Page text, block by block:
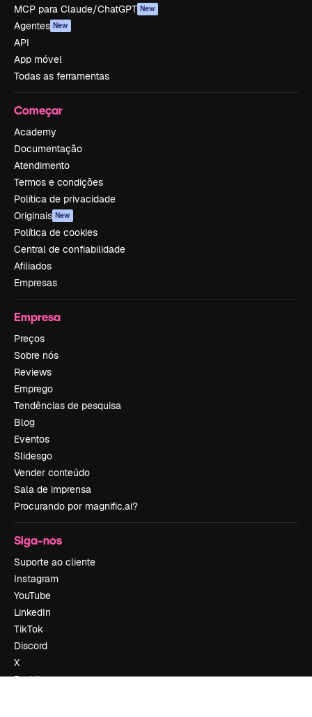
MCP para Claude/ChatGPT New
Agentes New
API
App móvel
Todas as ferramentas
Começar
Academy
Documentação
Atendimento
Termos e condições
Política de privacidade
Originais New
Política de cookies
Central de confiabilidade
Afiliados
Empresas
Empresa
Preços
Sobre nós
Reviews
Emprego
Tendências de pesquisa
Blog
Eventos
Slidesgo
Vender conteúdo
Sala de imprensa
Procurando por magnific.ai?
Siga-nos
Suporte ao cliente
Instagram
YouTube
LinkedIn
TikTok
Discord
X
Reddit